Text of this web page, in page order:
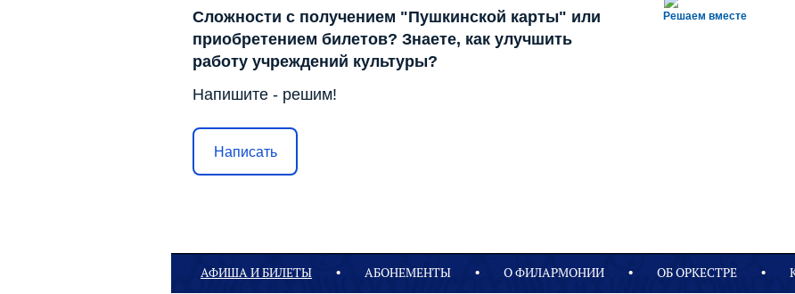
Решаем вместе
Сложности с получением "Пушкинской карты" или
приобретением билетов? Знаете, как улучшить
работу учреждений культуры?
Напишите - решим!
Написать
АФИША И БИЛЕТЫ АБОНЕМЕНТЫ О ФИЛАРМОНИИ OБ ОРКЕСТРЕ